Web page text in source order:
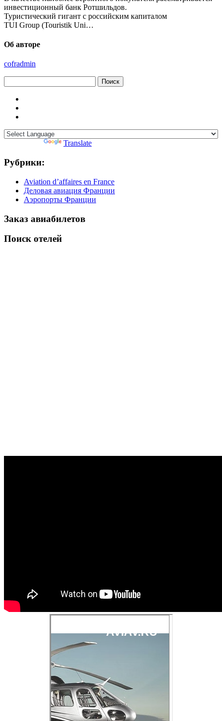
инвестиционный банк Ротшильдов.
Туристический гигант с российским капиталом
TUI Group (Touristik Uni…
Об авторе
cofradmin
Translate
Рубрики:
Aviation d’affaires en France
Деловая авиация Франции
Аэропорты Франции
Заказ авиабилетов
Поиск отелей